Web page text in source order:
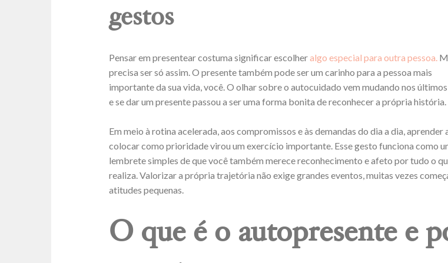
gestos
Pensar em presentear costuma significar escolheralgo especial para outra pessoa.
precisa ser só assim. O presente também pode ser um carinho para a pessoa mais
importante da sua vida, você. O olhar sobre o autocuidado vem mudando nos últimos
e se dar um presente passou a ser uma forma bonita de reconhecer a própria história.
Em meio à rotina acelerada, aos compromissos e às demandas do dia a dia, aprender
colocar como prioridade virou um exercício importante. Esse gesto funciona como
lembrete simples de que você também merece reconhecimento e afeto por tudo o
realiza. Valorizar a própria trajetória não exige grandes eventos, muitas vezes
atitudes pequenas.
O que é o autopresente e